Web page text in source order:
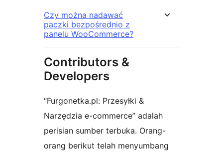
Czy można nadawać
paczki bezpośrednio z
panelu WooCommerce?
Contributors &
Developers
“Furgonetka.pl: Przesyłki &
Narzędzia e-commerce” adalah
perisian sumber terbuka. Orang-
orang berikut telah menyumbang